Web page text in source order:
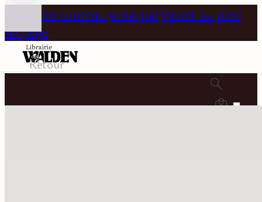
Passer au contenu principal Passer au pied
de page
0
Retour